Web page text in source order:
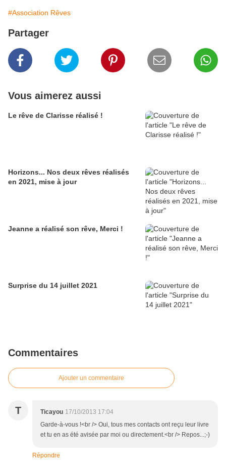
#Association Rêves
Partager
Vous aimerez aussi
Le rêve de Clarisse réalisé !
Horizons... Nos deux rêves réalisés
en 2021, mise à jour
Jeanne a réalisé son rêve, Merci !
Surprise du 14 juillet 2021
Commentaires
Ajouter un commentaire
T Ticayou 17/10/2013 17:04
Garde-à-vous !<br /> Oui, tous mes contacts ont reçu leur livre
et tu en as été avisée par moi ou directement.<br /> Repos...;-)
Répondre